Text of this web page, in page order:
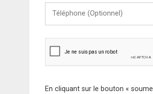
(Optionnel)
En cliquant sur le bouton «